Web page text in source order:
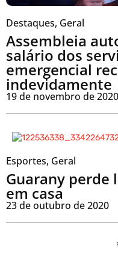
Destaques, Geral
Assembleia
salário dos
emergencial
indevidamente
19 de novembro de 2020
Esportes, Geral
Guarany perde
em casa
23 de outubro de 2020